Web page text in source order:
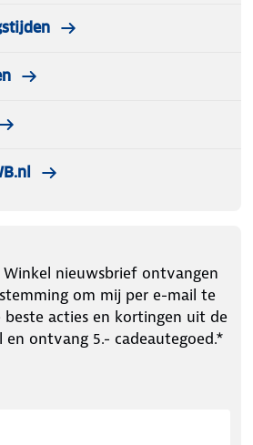
Winkel nieuwsbrief ontvangen
om mij per e-mail te
beste acties en kortingen uit de
en ontvang 5.- cadeautegoed.*